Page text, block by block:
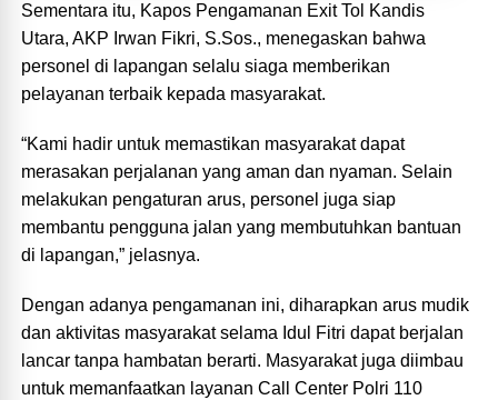
Sementara itu, Kapos Pengamanan Exit Tol Kandis
Utara, AKP Irwan Fikri, S.Sos., menegaskan bahwa
personel di lapangan selalu siaga memberikan
pelayanan terbaik kepada masyarakat.
“Kami hadir untuk memastikan masyarakat dapat
merasakan perjalanan yang aman dan nyaman. Selain
melakukan pengaturan arus, personel juga siap
membantu pengguna jalan yang membutuhkan bantuan
di lapangan,” jelasnya.
Dengan adanya pengamanan ini, diharapkan arus mudik
dan aktivitas masyarakat selama Idul Fitri dapat berjalan
lancar tanpa hambatan berarti. Masyarakat juga diimbau
untuk memanfaatkan layanan Call Center Polri 110